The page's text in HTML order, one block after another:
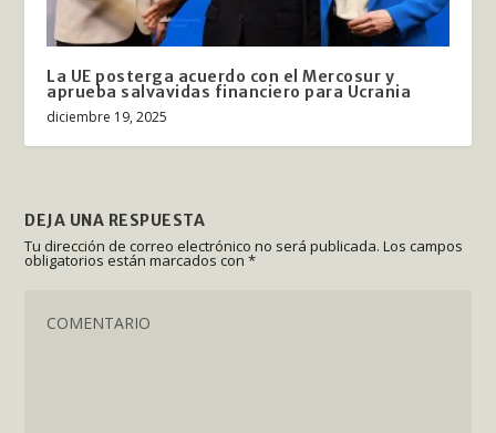
La UE posterga acuerdo con el Mercosur y
aprueba salvavidas financiero para Ucrania
diciembre 19, 2025
DEJA UNA RESPUESTA
Tu dirección de correo electrónico no será publicada. Los campos
obligatorios están marcados con*